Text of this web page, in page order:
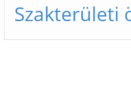
Szakterületi